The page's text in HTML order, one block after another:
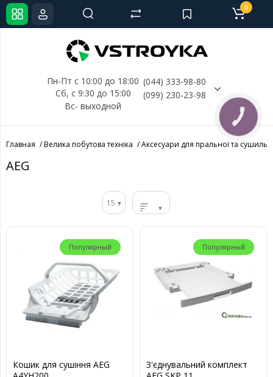
Пн-Пт с 10:00 до 18:00
Сб, с 9:30 до 15:00
Вс- выходной
(044) 333-98-80
(099) 230-23-98
0
Главная Велика побутова техніка Аксесуари для пральної та
AEG
15
Популярный
Кошик для сушіння AEG
Популярный
З'єднувальний комплект
КНОПКА
СВЯЗИ